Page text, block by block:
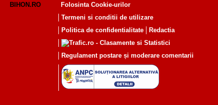
BIHON.RO
Folosinta Cookie-urilor
Termeni si conditii de utilizare
Politica de confidentialitate
Redactia
Regulament postare și moderare comentarii